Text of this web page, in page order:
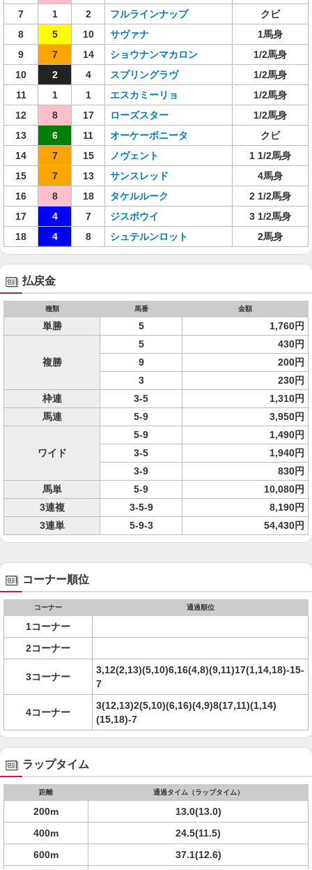
7
1 2 フルラインナップ
クビ
8
5 10 サヴァナ
1馬身
9
7 14 ショウナンマカロン
1/2馬身
10
2 4 スプリングラヴ
1/2馬身
11
1 1 エスカミーリョ
1/2馬身
12
8 17 ローズスター
1/2馬身
13
6 11 オーケーボニータ
クビ
14
7 15 ノヴェント
1 1/2馬身
15
7 13 サンスレッド
4馬身
16
8 18 タケルルーク
2 1/2馬身
17
4 7 ジスボウイ
3 1/2馬身
18
4 8 シュテルンロット 2馬身
払戻金
種類 馬番 金額
単勝 5 1,760円
複勝
5
430円
9
200円
3
230円
枠連
3-5
1,310円
馬連
5-9 3,950円
ワイド
5-9
1,490円
3-5
1,940円
3-9
830円
馬単
5-9
10,080円
3連複
3-5-9
8,190円
3連単
5-9-3 54,430円
コーナー順位
コーナー 通過順位
1コーナー
2コーナー
3コーナー
3,12(2,13)(5,10)6,16(4,8)(9,11)17(1,14,18)-15-
7
4コーナー
3(12,13)2(5,10)(6,16)(4,9)8(17,11)(1,14)
(15,18)-7
ラップタイム
距離 通過タイム（ラップタイム）
200m
13.0(13.0)
400m
24.5(11.5)
600m
37.1(12.6)